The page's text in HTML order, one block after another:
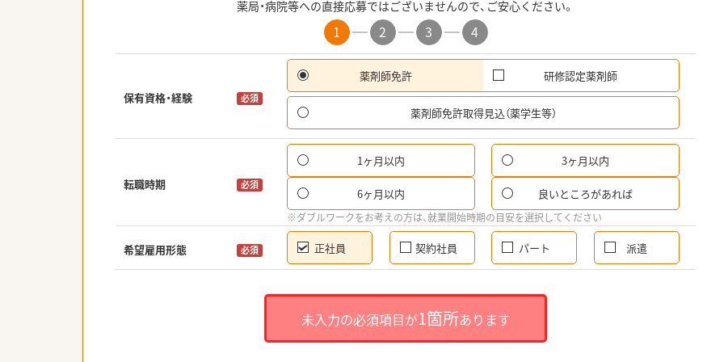
薬局・病院等への直接応募ではございませんので、ご安心ください。
1 2 3 4
保有資格・経験 必須
薬剤師免許 研修認定薬剤師
薬剤師免許取得見込（薬学生等）
転職時期 必須
1ヶ月以内 3ヶ月以内
6ヶ月以内 良いところがあれば
※ダブルワークをお考えの方は、就業開始時期の目安を選択してください
希望雇用形態 必須 正社員 契約社員 パート 派遣
未入力の必須項目が1箇所あります